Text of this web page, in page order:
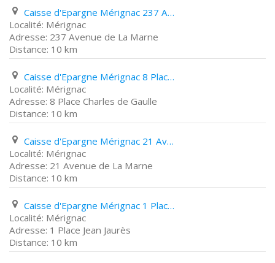
Caisse d'Epargne Mérignac 237 Avenue de La Marne
Mérignac
237 Avenue de La Marne
10 km
Caisse d'Epargne Mérignac 8 Place Charles de Gaulle
Mérignac
8 Place Charles de Gaulle
10 km
Caisse d'Epargne Mérignac 21 Avenue de La Marne
Mérignac
21 Avenue de La Marne
10 km
Caisse d'Epargne Mérignac 1 Place Jean Jaurès
Mérignac
1 Place Jean Jaurès
10 km